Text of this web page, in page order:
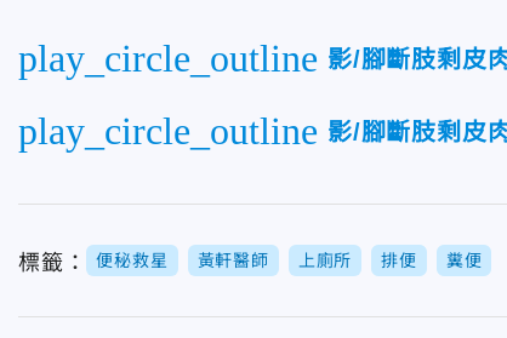
play_circle_outline 影/腳斷肢剩皮
play_circle_outline 影/腳斷肢剩皮
標籤： 便秘救星 黃軒醫師 上廁所 排便 糞便